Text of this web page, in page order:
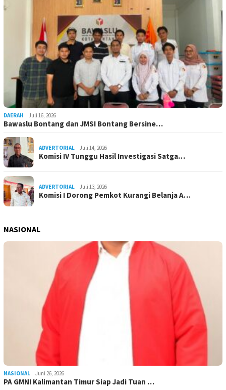
DAERAH Juli 16, 2026
Bawaslu Bontang dan JMSI Bontang Bersine…
ADVERTORIAL Juli 14, 2026
Komisi IV Tunggu Hasil Investigasi Satga…
ADVERTORIAL Juli 13, 2026
Komisi I Dorong Pemkot Kurangi Belanja A…
NASIONAL
NASIONAL Juni 26, 2026
PA GMNI Kalimantan Timur Siap Jadi Tuan …